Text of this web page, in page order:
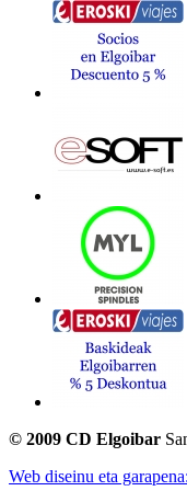
© 2009 CD Elgoibar
Web diseinu eta